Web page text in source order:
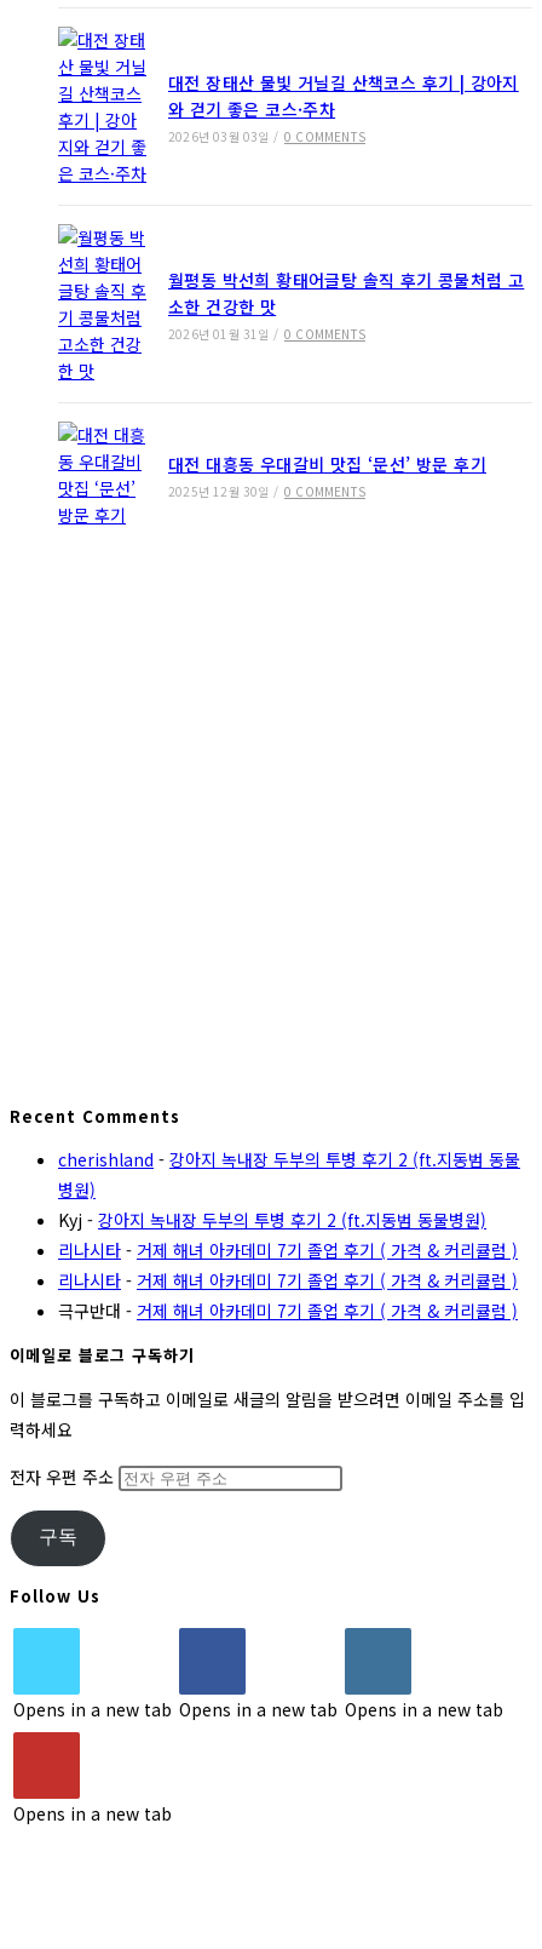
대전 장태산 물빛 거닐길 산책코스 후기 | 강아지
와 걷기 좋은 코스·주차
2026년 03월 03일 / 0 COMMENTS
월평동 박선희 황태어글탕 솔직 후기 콩물처럼 고
소한 건강한 맛
2026년 01월 31일 / 0 COMMENTS
대전 대흥동 우대갈비 맛집 ‘문선’ 방문 후기
2025년 12월 30일 / 0 COMMENTS
Recent Comments
cherishland - 강아지 녹내장 두부의 투병 후기 2 (ft.지동범 동물
병원)
Kyj - 강아지 녹내장 두부의 투병 후기 2 (ft.지동범 동물병원)
리나시타 - 거제 해녀 아카데미 7기 졸업 후기 ( 가격 & 커리큘럼 )
리나시타 - 거제 해녀 아카데미 7기 졸업 후기 ( 가격 & 커리큘럼 )
극구반대 - 거제 해녀 아카데미 7기 졸업 후기 ( 가격 & 커리큘럼 )
이메일로 블로그 구독하기
이 블로그를 구독하고 이메일로 새글의 알림을 받으려면 이메일 주소를 입
력하세요
전자 우편 주소
구독
Follow Us
Opens in a new tab Opens in a new tab Opens in a new tab
Opens in a new tab